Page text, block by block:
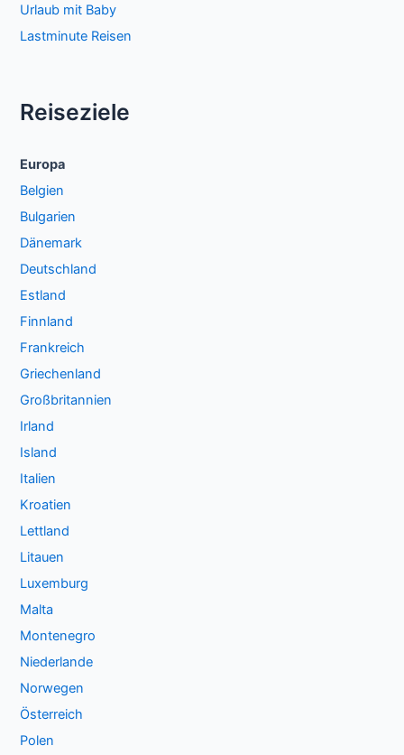
Urlaub mit Baby
Lastminute Reisen
Reiseziele
Europa
Belgien
Bulgarien
Dänemark
Deutschland
Estland
Finnland
Frankreich
Griechenland
Großbritannien
Irland
Island
Italien
Kroatien
Lettland
Litauen
Luxemburg
Malta
Montenegro
Niederlande
Norwegen
Österreich
Polen